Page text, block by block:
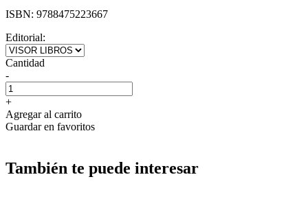
ISBN: 9788475223667
Editorial:
Cantidad
-
+
Agregar al carrito
Guardar en favoritos
También te puede interesar